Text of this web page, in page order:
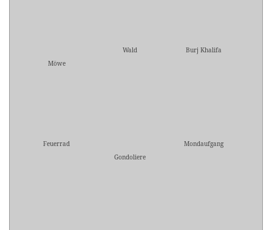
Möwe
Wald Burj Khalifa
Feuerrad
Gondoliere
Mondaufgang